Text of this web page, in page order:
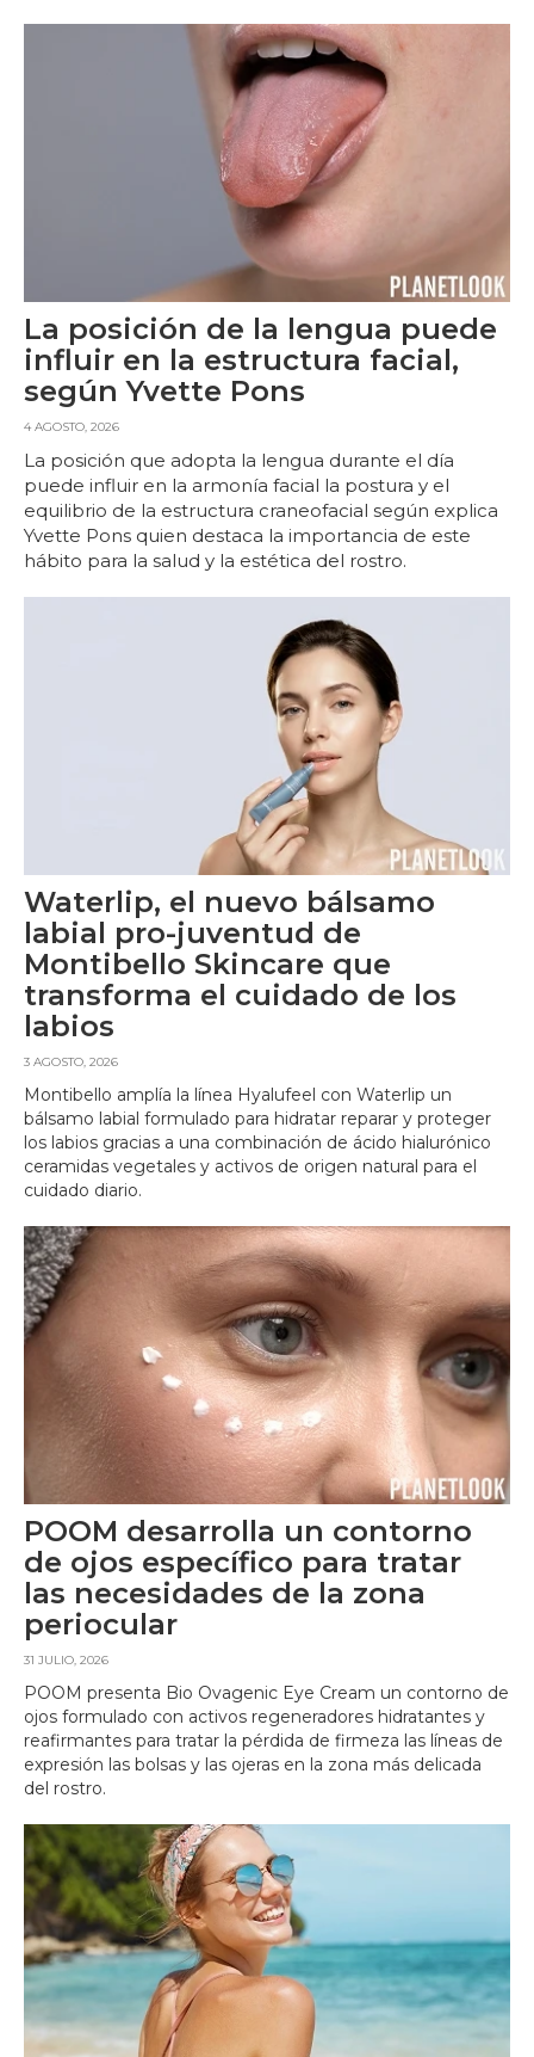
La posición de la lengua puede
influir en la estructura facial,
según Yvette Pons
4 AGOSTO, 2026
La posición que adopta la lengua durante el día
puede influir en la armonía facial la postura y el
equilibrio de la estructura craneofacial según explica
Yvette Pons quien destaca la importancia de este
hábito para la salud y la estética del rostro.
Waterlip, el nuevo bálsamo
labial pro-juventud de
Montibello Skincare que
transforma el cuidado de los
labios
3 AGOSTO, 2026
Montibello amplía la línea Hyalufeel con Waterlip un
bálsamo labial formulado para hidratar reparar y proteger
los labios gracias a una combinación de ácido hialurónico
ceramidas vegetales y activos de origen natural para el
cuidado diario.
POOM desarrolla un contorno
de ojos específico para tratar
las necesidades de la zona
periocular
31 JULIO, 2026
POOM presenta Bio Ovagenic Eye Cream un contorno de
ojos formulado con activos regeneradores hidratantes y
reafirmantes para tratar la pérdida de firmeza las líneas de
expresión las bolsas y las ojeras en la zona más delicada
del rostro.